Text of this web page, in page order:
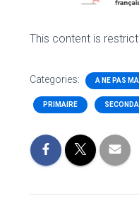
This content is
Categories: A NE PAS
PRIMAIRE